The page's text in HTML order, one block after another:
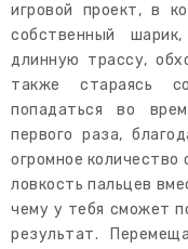
игровой проект, в
собственный
длинную трассу,
также стараясь
попадаться во
первого раза,
огромное
ловкость пальцев
чему у тебя сможет
результат.